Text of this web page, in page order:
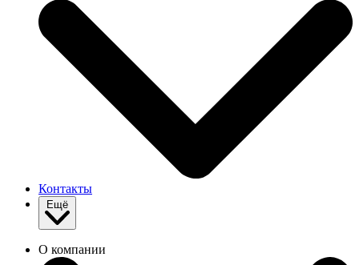
Контакты
О компании